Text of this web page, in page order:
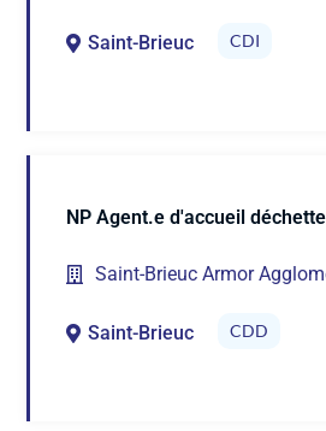
Saint-Brieuc CDI
NP Agent.e d'accueil
Saint-Brieuc Armor
Saint-Brieuc CDD